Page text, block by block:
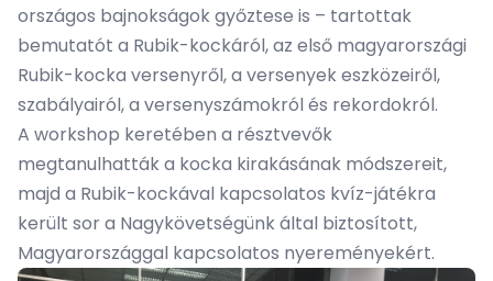
országos bajnokságok győztese is – tartottak
bemutatót a Rubik-kockáról, az első magyarországi
Rubik-kocka versenyről, a versenyek eszközeiről,
szabályairól, a versenyszámokról és rekordokról.
A workshop keretében a résztvevők
megtanulhatták a kocka kirakásának módszereit,
majd a Rubik-kockával kapcsolatos kvíz-játékra
került sor a Nagykövetségünk által biztosított,
Magyarországgal kapcsolatos nyereményekért.